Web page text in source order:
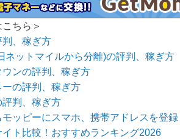
ちら＞
判、稼ぎ方
ネットマイルから分離)の評判、稼ぎ方
ウンの評判、稼ぎ方
の評判、稼ぎ方
評判、稼ぎ方
モッピーにスマホ、携帯アドレスを登
イト比較！おすすめランキング2026